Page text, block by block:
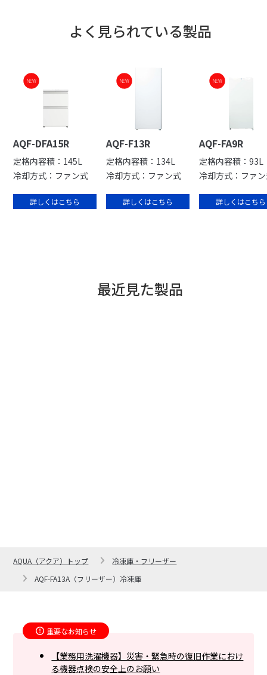
よく見られている製品
NEW
AQF-DFA15R
定格内容積：145L
冷却方式：ファン式
詳しくはこちら
NEW
AQF-F13R
定格内容積：134L
冷却方式：ファン式
詳しくはこちら
NEW
AQF-FA9R
定格内容積：93L
冷却方式：ファ
詳しくはこちら
最近見た製品
AQUA（アクア）トップ
冷凍庫・フリーザー
AQF-FA13A（フリーザー）冷凍庫
重要なお知らせ
【業務用洗濯機器】災害・緊急時の復旧作業におけ
る機器点検の安全上のお願い